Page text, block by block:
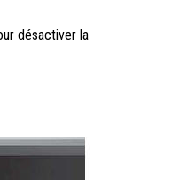
désactiver la